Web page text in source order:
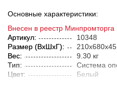
Основные характеристики:
Внесен в реестр
Артикул:
10348
Размер (ВxШxГ):
Вес:
9.30 кг
Тип:
Система
Цвет:
Белый